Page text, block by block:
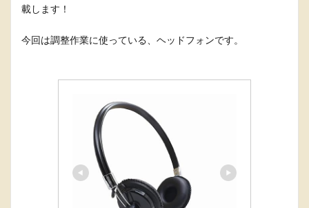
載します！
今回は調整作業に使っている、ヘッドフォンです。